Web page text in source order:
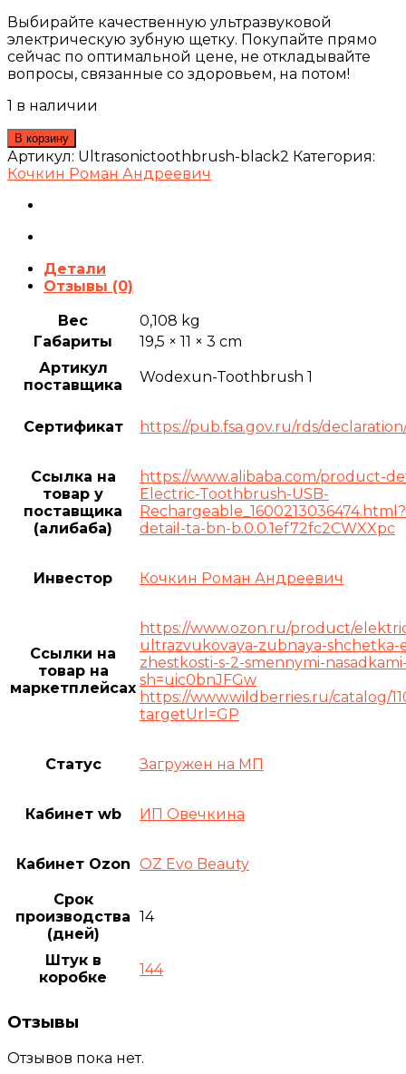
Выбирайте качественную ультразвуковой
электрическую зубную щетку. Покупайте прямо
сейчас по оптимальной цене, не откладывайте
вопросы, связанные со здоровьем, на потом!
1 в наличии
В корзину
Артикул: Ultrasonictoothbrush-black2 Категория:
Кочкин Роман Андреевич
Детали
Отзывы (0)
Вес
0,108 kg
Габариты
19,5 × 11 × 3 cm
Артикул
поставщика
Wodexun-Toothbrush 1
Сертификат https://pub.fsa.gov.ru/rds/
Ссылка на
товар у
поставщика
(алибаба)
https://www.alibaba.com/product-
Electric-Toothbrush-USB-
detail-ta-bn-b.0.0.1ef72fc2CWXXpc
Инвестор Кочкин Роман Андреевич
Ссылки на
товар на
маркетплейсах
https://www.ozon.ru/product/
ultrazvukovaya-zubnaya-shchetka-
zhestkosti-s-2-smennymi-
sh=uic0bnJFGw
https://www.wildberries.ru/catalog/
targetUrl=GP
Статус Загружен на МП
Кабинет wb ИП Овечкина
Кабинет Ozon OZ Evo Beauty
Срок
производства
(дней)
14
Штук в
коробке
144
Отзывы
Отзывов пока нет.